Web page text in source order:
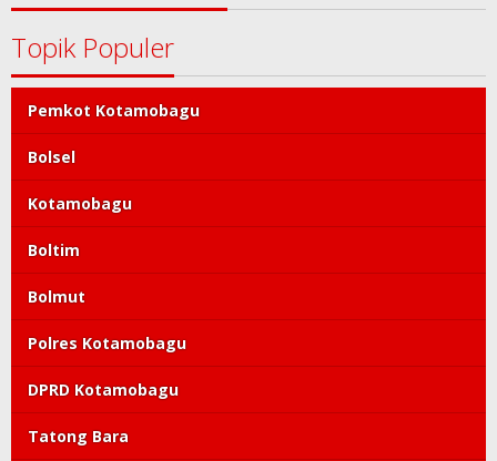
Topik Populer
Pemkot Kotamobagu
Bolsel
Kotamobagu
Boltim
Bolmut
Polres Kotamobagu
DPRD Kotamobagu
Tatong Bara